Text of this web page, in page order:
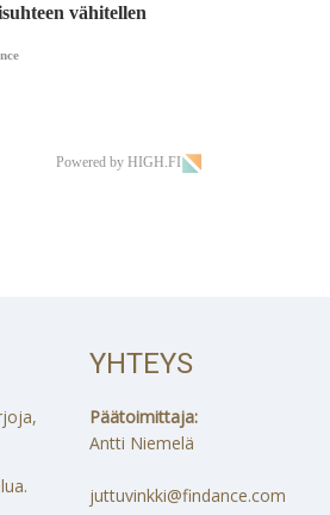
vähitellen
Powered by HIGH.FI
YHTEYS
Päätoimittaja:
Antti Niemelä
juttuvinkki@findance.com